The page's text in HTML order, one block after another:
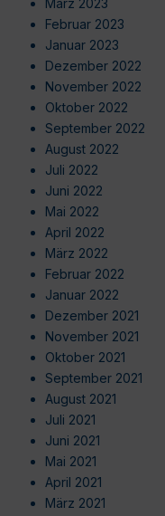
Februar 2023
Januar 2023
Dezember 2022
November 2022
Oktober 2022
September 2022
August 2022
Juli 2022
Juni 2022
Mai 2022
April 2022
März 2022
Februar 2022
Januar 2022
Dezember 2021
November 2021
Oktober 2021
September 2021
August 2021
Juli 2021
Juni 2021
Mai 2021
April 2021
März 2021